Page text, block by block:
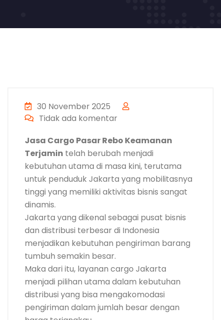
30 November 2025
Tidak ada komentar
Jasa Cargo Pasar Rebo Keamanan
Terjamin telah berubah menjadi
kebutuhan utama di masa kini, terutama
untuk penduduk Jakarta yang mobilitasnya
tinggi yang memiliki aktivitas bisnis sangat
dinamis.
Jakarta yang dikenal sebagai pusat bisnis
dan distribusi terbesar di Indonesia
menjadikan kebutuhan pengiriman barang
tumbuh semakin besar.
Maka dari itu, layanan cargo Jakarta
menjadi pilihan utama dalam kebutuhan
distribusi yang bisa mengakomodasi
pengiriman dalam jumlah besar dengan